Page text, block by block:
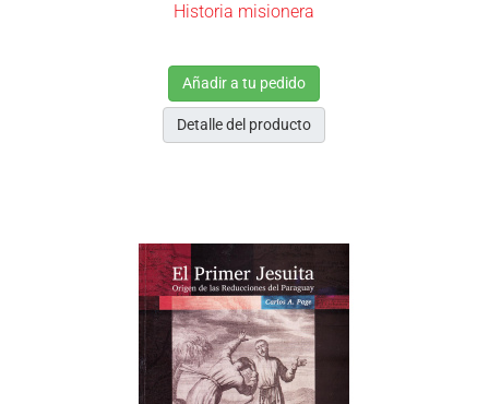
Historia misionera
Añadir a tu pedido
Detalle del producto